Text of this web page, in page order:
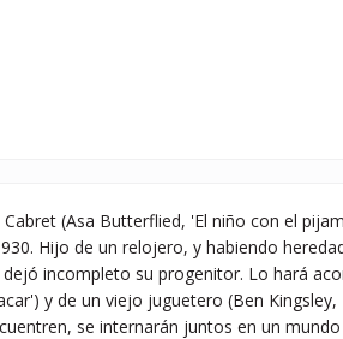
(Asa Butterflied, 'El niño con el
Hijo de un relojero, y habiendo
incompleto su progenitor. Lo hará
y de un viejo juguetero (Ben
se internarán juntos en un